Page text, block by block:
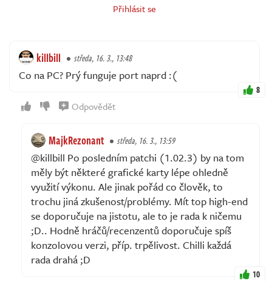
Přihlásit se
killbill středa, 16. 3., 13:48
Co na PC? Prý funguje port naprd :(
8
Odpovědět
MajkRezonant středa, 16. 3., 13:59
@killbill Po posledním patchi (1.02.3) by na tom
měly být některé grafické karty lépe ohledně
využití výkonu. Ale jinak pořád co člověk, to
trochu jiná zkušenost/problémy. Mít top high-end
se doporučuje na jistotu, ale to je rada k ničemu
;D.. Hodně hráčů/recenzentů doporučuje spíš
konzolovou verzi, příp. trpělivost. Chilli každá
rada drahá ;D
10